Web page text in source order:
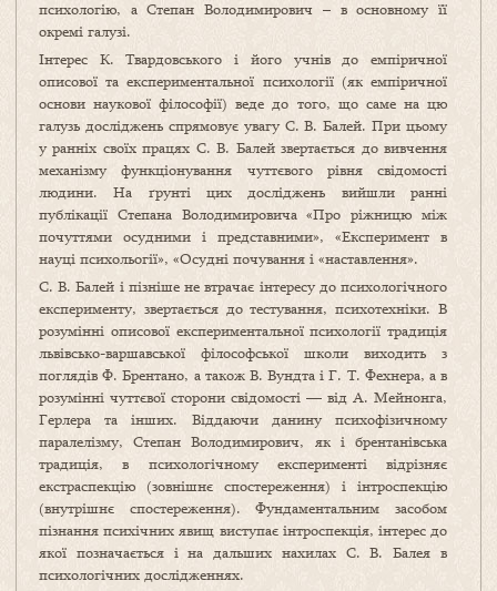
психологію, а Степан Володимирович – в основному її
окремі галузі.
Інтерес К. Твардовського і його учнів до емпіричної
описової та експериментальної психології (як емпіричної
основи наукової філософії) веде до того, що саме на цю
галузь досліджень спрямовує увагу С. В. Балей. При цьому
у ранніх своїх працях С. В. Балей звертається до вивчення
механізму функціонування чуттєвого рівня свідомості
людини. На ґрунті цих досліджень вийшли ранні
публікації Степана Володимировича «Про ріжницю між
почуттями осудними і представними», «Експеримент в
науці психольогії», «Осудні почування і «наставлення».
С. В. Балей і пізніше не втрачає інтересу до психологічного
експерименту, звертається до тестування, психотехніки. В
розумінні описової експериментальної психології традиція
львівсько-варшавської філософської школи виходить з
поглядів Ф. Брентано, а також В. Вундта і Г. Т. Фехнера, а в
розумінні чуттєвої сторони свідомості — від А. Мейнонга,
Герлера та інших. Віддаючи данину психофізичному
паралелізму, Степан Володимирович, як і брентанівська
традиція, в психологічному експерименті відрізняє
екстраспекцію (зовнішнє спостереження) і інтроспекцію
(внутрішнє спостереження). Фундаментальним засобом
пізнання психічних явищ виступає інтроспекція, інтерес до
якої позначається і на дальших нахилах С. В. Балея в
психологічних дослідженнях.